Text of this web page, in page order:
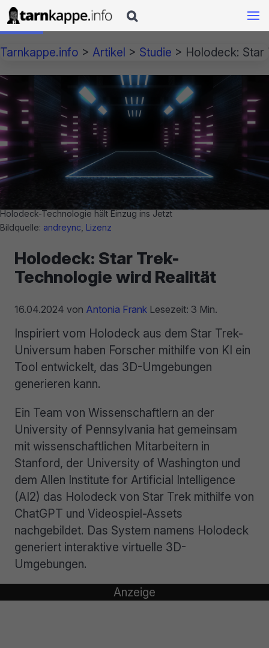

Tarnkappe.info > Artikel > Studie > Holodeck: Star
Holodeck-Technologie hält Einzug ins Jetzt
Bildquelle: andreync Lizenz
Holodeck: Star Trek-
Technologie wird Realität
16.04.2024 von Antonia Frank Lesezeit: 3 Min.
Inspiriert vom Holodeck aus dem Star Trek-
Universum haben Forscher mithilfe von KI ein
Tool entwickelt, das 3D-Umgebungen
generieren kann.
Ein Team von Wissenschaftlern an der
University of Pennsylvania hat gemeinsam
mit wissenschaftlichen Mitarbeitern in
Stanford, der University of Washington und
dem Allen Institute for Artificial Intelligence
(AI2) das Holodeck von Star Trek mithilfe von
ChatGPT und Videospiel-Assets
nachgebildet. Das System namens Holodeck
generiert interaktive virtuelle 3D-
Umgebungen.